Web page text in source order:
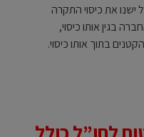
ישנו את כיסוי התקרה
בגין אותו כיסוי,
בתוך אותו כיסוי.